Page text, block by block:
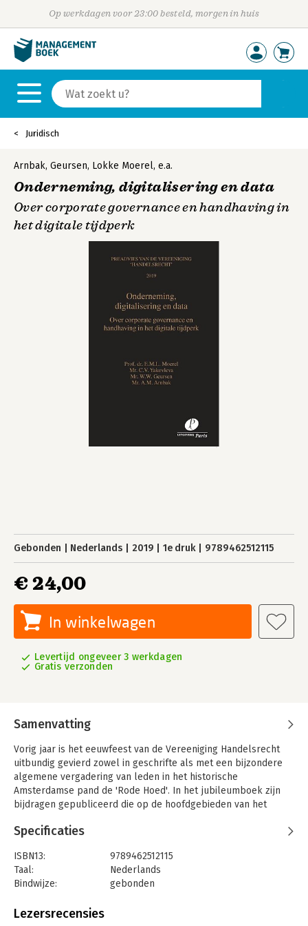
Op werkdagen voor 23:00 besteld, morgen in huis
Juridisch
Arnbak, Geursen, Lokke Moerel, e.a.
Onderneming, digitalisering en data
Over corporate governance en handhaving in
het digitale tijdperk
Gebonden Nederlands 2019 1e druk 9789462512115
€ 24,00
In winkelwagen
Levertijd ongeveer 3 werkdagen
Gratis verzonden
Samenvatting
Vorig jaar is het eeuwfeest van de Vereeniging Handelsrecht
uitbundig gevierd zowel in geschrifte als met een bijzondere
algemene vergadering van leden in het historische
Amsterdamse pand de 'Rode Hoed'. In het jubileumboek zijn
bijdragen gepubliceerd die op de hoofdgebieden van het
verkend. In veel van die bijdragen is aan de orde gekomen dat
stormachtig voortschrijdende digitalisering van de
samenleving, het handels- en ondernemingsrecht nu al
beïnvloeden en nog in verstrekte mate zullen gaan
thematiek nader en richten het vizier specifiek op de effecten
Specificaties
ISBN13:
9789462512115
Taal:
Nederlands
Bindwijze:
gebonden
Uitgever:
Lezersrecensies